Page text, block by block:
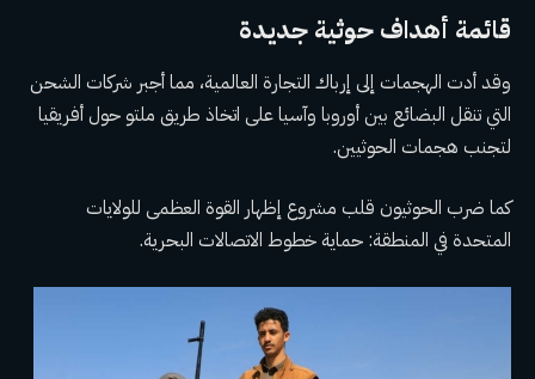
قائمة أهداف حوثية جديدة
وقد أدت الهجمات إلى إرباك التجارة العالمية، مما أجبر شركات الشحن
التي تنقل البضائع بين أوروبا وآسيا على اتخاذ طريق ملتو حول أفريقيا
لتجنب هجمات الحوثيين.
كما ضرب الحوثيون قلب مشروع إظهار القوة العظمى للولايات
المتحدة في المنطقة: حماية خطوط الاتصالات البحرية.